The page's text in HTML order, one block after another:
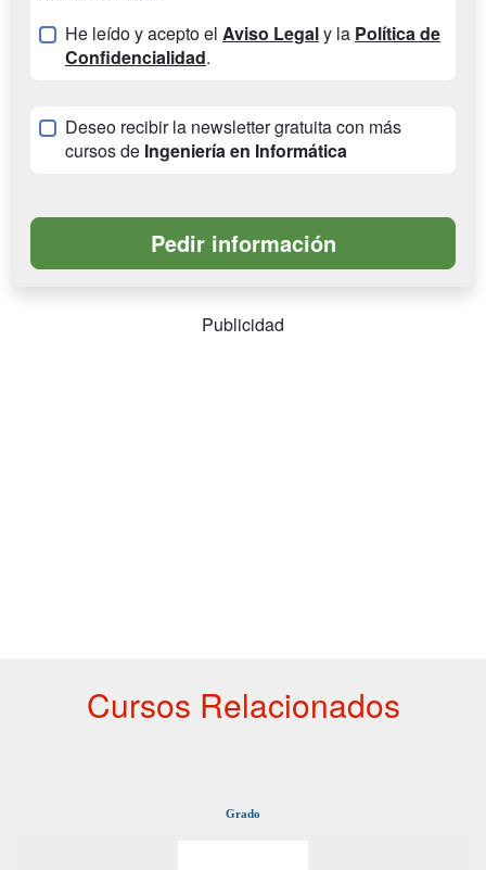
He leído y acepto el Aviso Legaly la Política de
Confidencialidad.
Deseo recibir la newsletter gratuita con más
cursos de Ingeniería en Informática
Publicidad
Cursos Relacionados
Grado